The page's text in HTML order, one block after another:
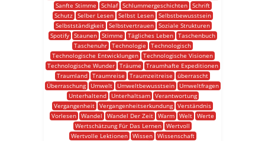
Sanfte Stimme
Schlaf Schlummergeschichten
Schrift
Schutz
Selber Lesen Selbst Lesen
Selbstbewusstsein
Selbstständigkeit
Selbstvertrauen
Soziale Strukturen
Spotify
Staunen Stimme Tägliches Leben
Taschenbuch
Taschenuhr Technologie
Technologisch
Technologische Entwicklungen Technologische Visionen
Technologische Wunder
Träume
Traumhafte Expeditionen
Traumland Traumreise Traumzeitreise
überrascht
Überraschung
Umwelt Umweltbewusstsein
Umweltfragen
Unterhaltend
Unterhaltsam
Verantwortung
Vergangenheit Vergangenheitserkundung Verständnis
Vorlesen
Wandel Wandel Der Zeit Warm Welt
Werte
Wertschätzung Für Das Lernen Wertvoll
Wertvolle Lektionen
Wissen
Wissenschaft